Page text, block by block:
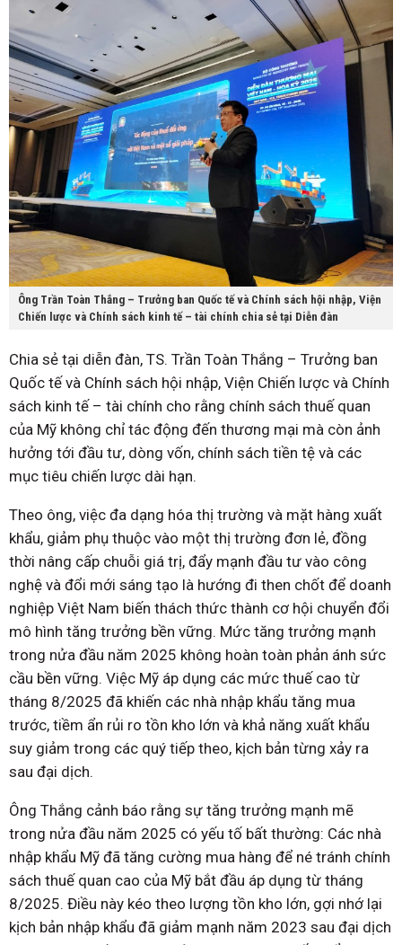
Ông Trần Toàn Thắng – Trưởng ban Quốc tế và Chính sách hội nhập, Viện
Chiến lược và Chính sách kinh tế – tài chính chia sẻ tại Diễn đàn
Chia sẻ tại diễn đàn, TS. Trần Toàn Thắng – Trưởng ban
Quốc tế và Chính sách hội nhập, Viện Chiến lược và Chính
sách kinh tế – tài chính cho rằng chính sách thuế quan
của Mỹ không chỉ tác động đến thương mại mà còn ảnh
hưởng tới đầu tư, dòng vốn, chính sách tiền tệ và các
mục tiêu chiến lược dài hạn.
Theo ông, việc đa dạng hóa thị trường và mặt hàng xuất
khẩu, giảm phụ thuộc vào một thị trường đơn lẻ, đồng
thời nâng cấp chuỗi giá trị, đẩy mạnh đầu tư vào công
nghệ và đổi mới sáng tạo là hướng đi then chốt để doanh
nghiệp Việt Nam biến thách thức thành cơ hội chuyển đổi
mô hình tăng trưởng bền vững. Mức tăng trưởng mạnh
trong nửa đầu năm 2025 không hoàn toàn phản ánh sức
cầu bền vững. Việc Mỹ áp dụng các mức thuế cao từ
tháng 8/2025 đã khiến các nhà nhập khẩu tăng mua
trước, tiềm ẩn rủi ro tồn kho lớn và khả năng xuất khẩu
suy giảm trong các quý tiếp theo, kịch bản từng xảy ra
sau đại dịch.
Ông Thắng cảnh báo rằng sự tăng trưởng mạnh mẽ
trong nửa đầu năm 2025 có yếu tố bất thường: Các nhà
nhập khẩu Mỹ đã tăng cường mua hàng để né tránh chính
sách thuế quan cao của Mỹ bắt đầu áp dụng từ tháng
8/2025. Điều này kéo theo lượng tồn kho lớn, gợi nhớ lại
kịch bản nhập khẩu đã giảm mạnh năm 2023 sau đại dịch